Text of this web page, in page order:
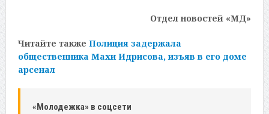
Отдел новостей «МД»
Читайте также Полиция задержала
общественника Махи Идрисова, изъяв в его доме
арсенал
«Молодежка» в соцсети